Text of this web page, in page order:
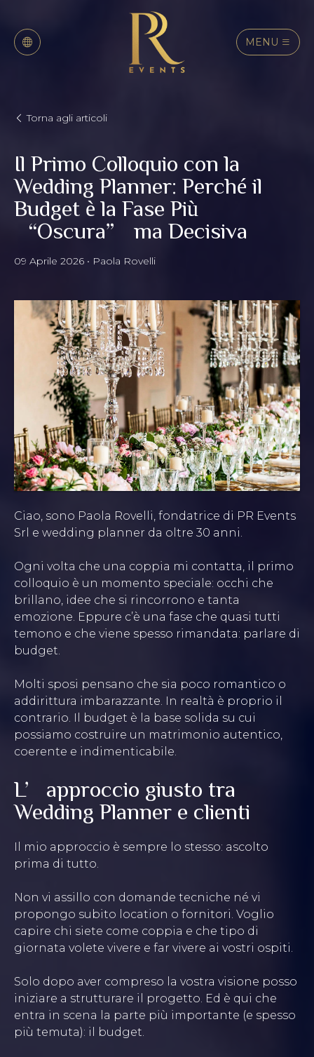
MENU
Torna agli articoli
Il Primo Colloquio con la
Wedding Planner: Perché il
Budget è la Fase Più
“Oscura” ma Decisiva
09 Aprile 2026 • Paola Rovelli
Ciao, sono Paola Rovelli, fondatrice di PR Events
Srl e wedding planner da oltre 30 anni.
Ogni volta che una coppia mi contatta, il primo
colloquio è un momento speciale: occhi che
brillano, idee che si rincorrono e tanta
emozione. Eppure c’è una fase che quasi tutti
temono e che viene spesso rimandata: parlare di
budget.
Molti sposi pensano che sia poco romantico o
addirittura imbarazzante. In realtà è proprio il
contrario. Il budget è la base solida su cui
possiamo costruire un matrimonio autentico,
coerente e indimenticabile.
L’approccio giusto tra
Wedding Planner e clienti
Il mio approccio è sempre lo stesso: ascolto
prima di tutto.
Non vi assillo con domande tecniche né vi
propongo subito location o fornitori. Voglio
capire chi siete come coppia e che tipo di
giornata volete vivere e far vivere ai vostri ospiti.
Solo dopo aver compreso la vostra visione posso
iniziare a strutturare il progetto. Ed è qui che
entra in scena la parte più importante (e spesso
più temuta): il budget.